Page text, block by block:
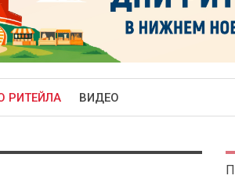
РИТЕЙЛА ВИДЕО